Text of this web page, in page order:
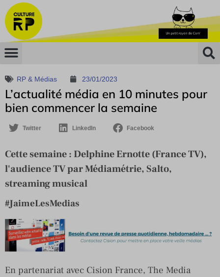
RP & Médias 23/01/2023
L’actualité média en 10 minutes pour
bien commencer la semaine
Twitter LinkedIn Facebook
Cette semaine : Delphine Ernotte (France TV),
l'audience TV par Médiamétrie, Salto,
streaming musical
#JaimeLesMedias
En partenariat avec Cision France, The Media